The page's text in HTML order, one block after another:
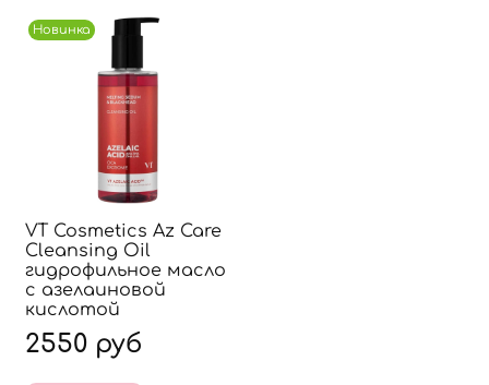
Новинка
VT Cosmetics Az Care
Cleansing Oil
гидрофильное масло
с азелаиновой
кислотой
2550 руб